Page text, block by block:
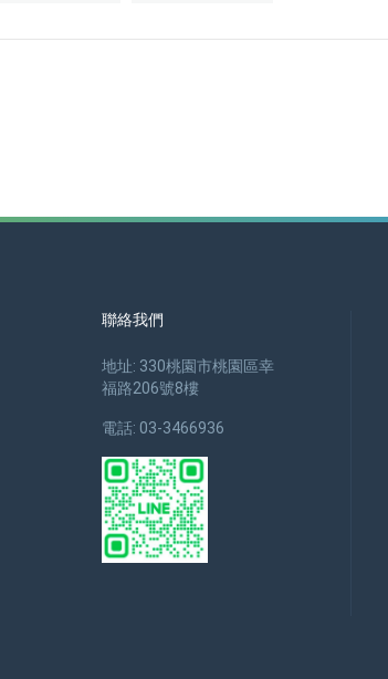
聯絡我們
地址: 330桃園市桃園區幸
福路206號8樓
電話: 03-3466936